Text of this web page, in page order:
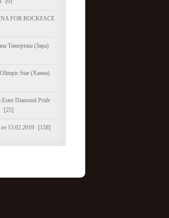
FOR ROCKFACE
Тимерташ (Зара)
Star (Ханна)
Ester Diamond Pride
[25]
13.02.2019 [158]